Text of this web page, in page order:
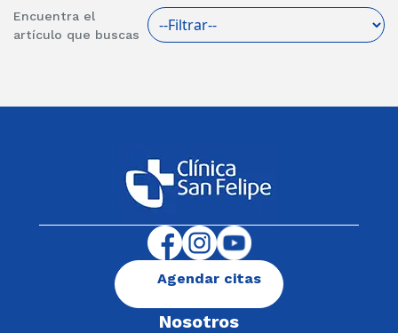
Encuentra el
artículo que buscas
Nosotros
Agendar citas